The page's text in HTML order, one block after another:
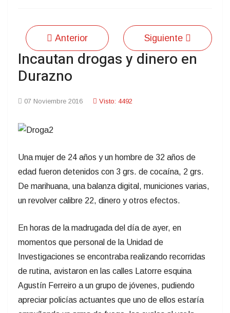
Anterior Siguiente
Incautan drogas y dinero en
Durazno
07 Noviembre 2016 Visto: 4492
Una mujer de 24 años y un hombre de 32 años de
edad fueron detenidos con 3 grs. de cocaína, 2 grs.
De marihuana, una balanza digital, municiones varias,
un revolver calibre 22, dinero y otros efectos.
En horas de la madrugada del día de ayer, en
momentos que personal de la Unidad de
Investigaciones se encontraba realizando recorridas
de rutina, avistaron en las calles Latorre esquina
Agustín Ferreiro a un grupo de jóvenes, pudiendo
apreciar policías actuantes que uno de ellos estaría